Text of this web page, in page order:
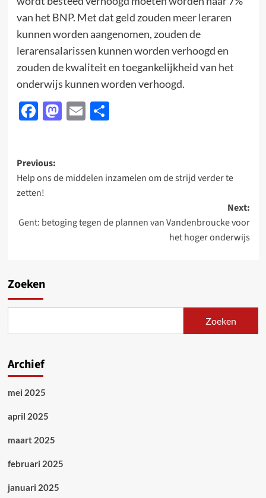
van het BNP. Met dat geld zouden meer leraren
kunnen worden aangenomen, zouden de
lerarensalarissen kunnen worden verhoogd en
zouden de kwaliteit en toegankelijkheid van het
onderwijs kunnen worden verhoogd.
Facebook
Mastodon
EmailDelen
Post
navigation
Previous:
Help ons de middelen inzamelen om de strijd verder te
zetten!
Next:
Gent: betoging tegen de plannen van Vandenbroucke voor
het hoger onderwijs
Zoeken
Zoeken
Archief
mei 2025
april 2025
maart 2025
februari 2025
januari 2025